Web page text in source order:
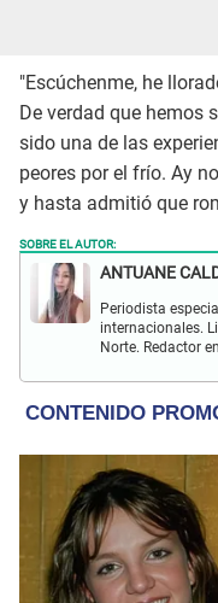
"Escúchenme, he
De verdad que hemos
sido una de las
peores por el frío. Ay
y hasta admitió que
SOBRE EL AUTOR:
ANTUANE
Periodista
internacionales.
Norte. Redactor
y televisión.